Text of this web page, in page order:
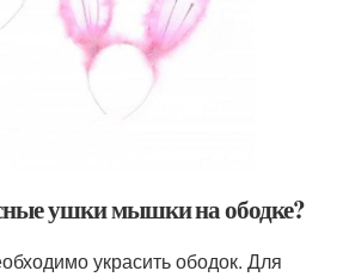
ушки мышки на ободке?
украсить ободок. Для